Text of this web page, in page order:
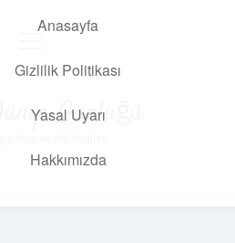
Anasayfa
Gizlilik Politikası
Yasal Uyarı
Hakkımızda
Günlüğü